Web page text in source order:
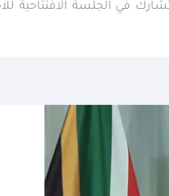
في الجلسة الافتتاحية